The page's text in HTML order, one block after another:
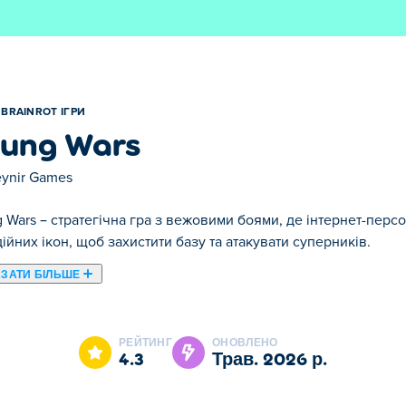
BRAINROT ІГРИ
Wars
Games
Wars – стратегічна гра з вежовими боями, де інтернет-
ікон, щоб захистити базу та атакувати суперників.
БІЛЬШЕ
улюблені персонажі-розбійники стикаються у повному
покращуйте свої навички та розкривайте неперевершену
свою армію розбійників до перемоги!
РЕЙТИНГ
4.3
ОНОВЛЕНО
трав. 2026 р.